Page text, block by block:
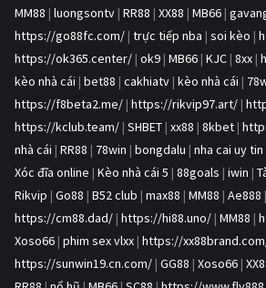
MM88 | luongsontv | RR88 | XX88 | MB66 |
https://go88fc.com/ | trực tiếp nba | soi kèo |
https://ok365.center/ | ok9 | MB66 | KJC | 8xx |
kèo nhà cái | bet88 | cakhiatv | kèo nhà cái |
https://f8beta2.me/ | https://rikvip97.art/ |
https://kclub.team/ | SHBET | xx88 | 8kbet |
nhà cái | RR88 | 78win | bongdalu | nha cai uy tin
Xóc đĩa online | Kèo nhà cái 5 | 88goals | iwin |
Rikvip | Go88 | B52 club | max88 | MM88 | Ae888 |
https://cm88.dad/ | https://hi88.uno/ | MM88 |
Xoso66 | phim sex vlxx | https://
https://sunwin19.cn.com/ | GG88 | Xoso66 |